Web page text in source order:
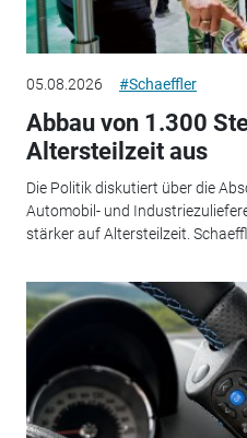
05.08.2026 #Schaeffler
Abbau von 1.300
Altersteilzeit aus
Die Politik diskutiert über die
Automobil- und
stärker auf Altersteilzeit.